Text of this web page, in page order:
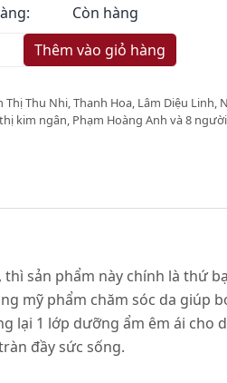
Còn hàng
Thêm vào giỏ hàng
Thị Thu Nhi, Thanh Hoa, Lâm Diệu Linh,
kim ngân, Phạm Hoàng Anh và 8
sản phẩm này chính là thứ
mỹ phẩm chăm sóc da giúp
lại 1 lớp dưỡng ẩm êm ái cho
đầy sức sống.